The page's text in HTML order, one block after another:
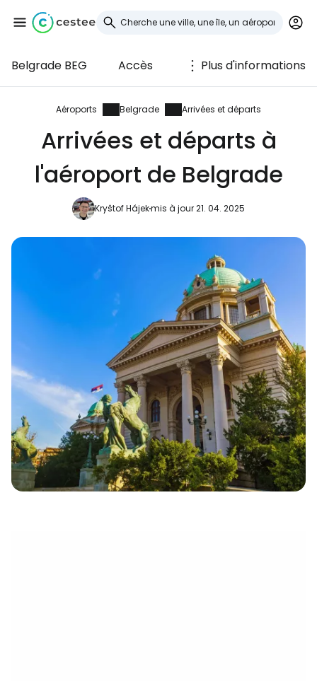
Belgrade BEG Accès Plus d'informations
Aéroports Belgrade Arrivées et départs
Arrivées et départs à
l'aéroport de Belgrade
Kryštof Hájekmis à jour 21. 04. 2025
Se connecter à
Cestee
... la communauté mondiale des voyageurs
Continuer avec Google
Poursuivre avec le courrier
électronique